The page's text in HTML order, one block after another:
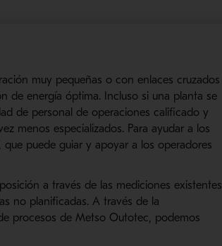
muy pequeñas o con enlaces cruzados
de energía óptima. Incluso si una planta se
de personal de operaciones calificado y
menos especializados. Para ayudar a los
, que puede guiar y apoyar a los operadores
a través de las mediciones existentes
no planificadas. A través de la
procesos deMetso Outotec, podemos